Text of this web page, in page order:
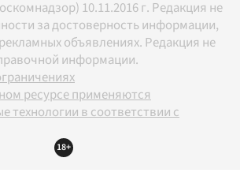
10.11.2016 г. Редакция не
за достоверность информации,
объявлениях. Редакция не
информации.
ресурсе применяются
технологии в соответствии с
18+